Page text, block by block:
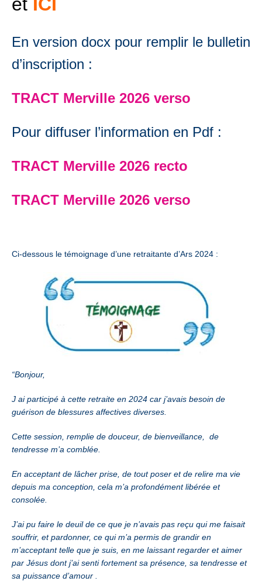
et ICI
En version docx pour remplir le bulletin
d’inscription :
TRACT Merville 2026 verso
Pour diffuser l’information en Pdf :
TRACT Merville 2026 recto
TRACT Merville 2026 verso
Ci-dessous le témoignage d’une retraitante d’Ars 2024 :
“Bonjour,
J ai participé à cette retraite en 2024 car j’avais besoin de
guérison de blessures affectives diverses.
Cette session, remplie de douceur, de bienveillance, de
tendresse m’a comblée.
En acceptant de lâcher prise, de tout poser et de relire ma vie
depuis ma conception, cela m’a profondément libérée et
consolée.
J’ai pu faire le deuil de ce que je n’avais pas reçu qui me faisait
souffrir, et pardonner, ce qui m’a permis de grandir en
m’acceptant telle que je suis, en me laissant regarder et aimer
par Jésus dont j’ai senti fortement sa présence, sa tendresse et
sa puissance d’amour .